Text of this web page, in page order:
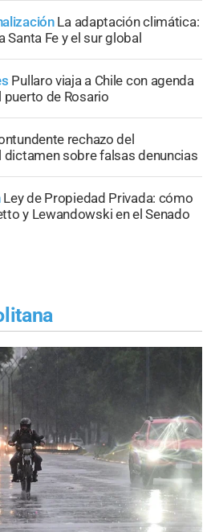
La adaptación climática:
Fe y el sur global
Pullaro viaja a Chile con agenda
puerto de Rosario
rechazo del
dictamen sobre falsas denuncias
Ley de Propiedad Privada: cómo
y Lewandowski en el Senado